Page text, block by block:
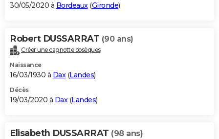
30/05/2020 à Bordeaux(Gironde)
Robert DUSSARRAT (90 ans)
Créer une cagnotte obsèques
Naissance
16/03/1930 à Dax(Landes)
Décès
19/03/2020 à Dax(Landes)
Elisabeth DUSSARRAT (98 ans)